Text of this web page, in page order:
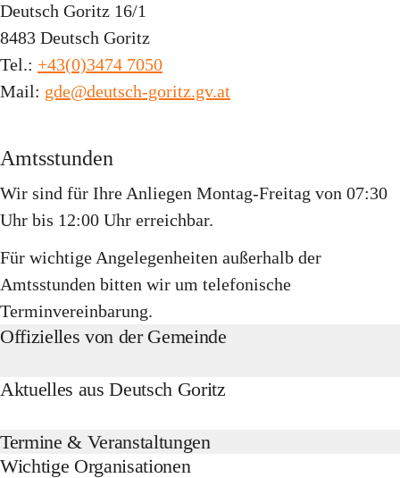
Deutsch Goritz 16/1
8483 Deutsch Goritz
Tel.: +43(0)3474 7050
Mail: gde@deutsch-goritz.gv.at
Amtsstunden
Wir sind für Ihre Anliegen Montag-Freitag von 07:30
Uhr bis 12:00 Uhr erreichbar.
Für wichtige Angelegenheiten außerhalb der
Amtsstunden bitten wir um telefonische
Terminvereinbarung.
Offizielles von der Gemeinde
Aktuelles aus Deutsch Goritz
Termine & Veranstaltungen
Wichtige Organisationen